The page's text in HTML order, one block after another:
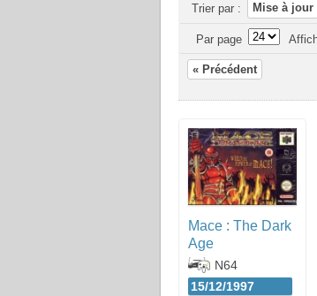
Trier par : Mise à jour
Par page
« Précédent
Mace : The Dark
Age
N64
15/12/1997